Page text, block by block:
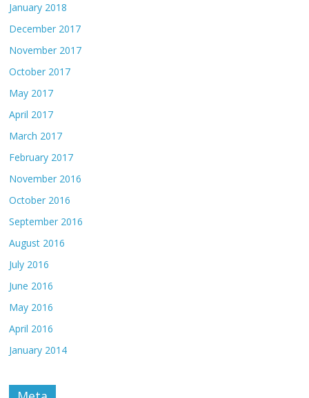
January 2018
December 2017
November 2017
October 2017
May 2017
April 2017
March 2017
February 2017
November 2016
October 2016
September 2016
August 2016
July 2016
June 2016
May 2016
April 2016
January 2014